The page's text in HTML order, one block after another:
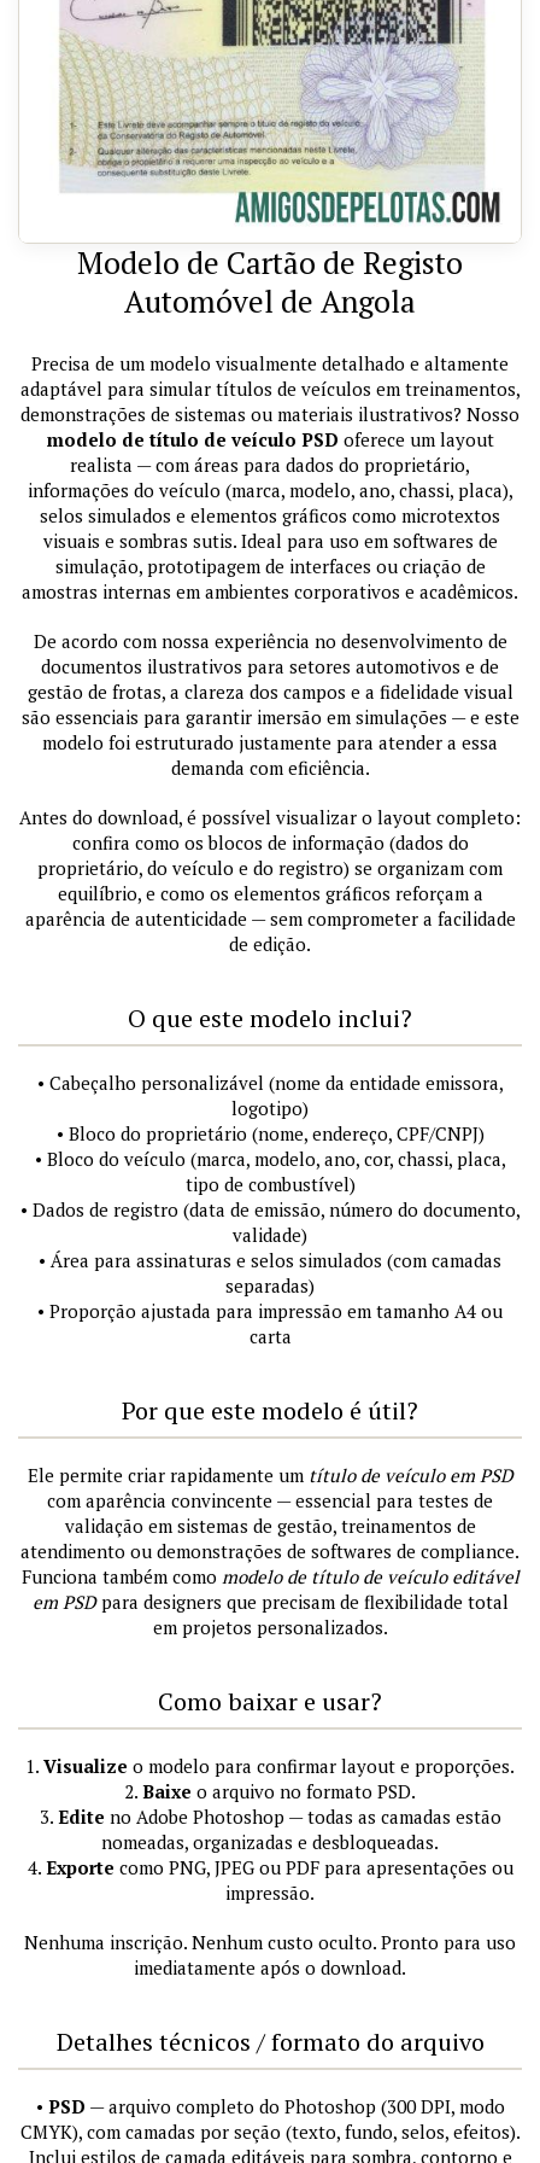
Modelo de Cartão de Registo
Automóvel de Angola
Precisa de um modelo visualmente detalhado e altamente
adaptável para simular títulos de veículos em treinamentos,
demonstrações de sistemas ou materiais ilustrativos? Nosso
modelo de título de veículo PSD oferece um layout
realista — com áreas para dados do proprietário,
informações do veículo (marca, modelo, ano, chassi, placa),
selos simulados e elementos gráficos como microtextos
visuais e sombras sutis. Ideal para uso em softwares de
simulação, prototipagem de interfaces ou criação de
amostras internas em ambientes corporativos e acadêmicos.
De acordo com nossa experiência no desenvolvimento de
documentos ilustrativos para setores automotivos e de
gestão de frotas, a clareza dos campos e a fidelidade visual
são essenciais para garantir imersão em simulações — e este
modelo foi estruturado justamente para atender a essa
demanda com eficiência.
Antes do download, é possível visualizar o layout completo:
confira como os blocos de informação (dados do
proprietário, do veículo e do registro) se organizam com
equilíbrio, e como os elementos gráficos reforçam a
aparência de autenticidade — sem comprometer a facilidade
de edição.
O que este modelo inclui?
• Cabeçalho personalizável (nome da entidade emissora,
logotipo)
• Bloco do proprietário (nome, endereço, CPF/CNPJ)
• Bloco do veículo (marca, modelo, ano, cor, chassi, placa,
tipo de combustível)
• Dados de registro (data de emissão, número do documento,
validade)
• Área para assinaturas e selos simulados (com camadas
separadas)
• Proporção ajustada para impressão em tamanho A4 ou
carta
Por que este modelo é útil?
Ele permite criar rapidamente um título de veículo em PSD
com aparência convincente — essencial para testes de
validação em sistemas de gestão, treinamentos de
atendimento ou demonstrações de softwares de compliance.
Funciona também como modelo de título de veículo editável
em PSDpara designers que precisam de flexibilidade total
em projetos personalizados.
Como baixar e usar?
1. Visualize o modelo para confirmar layout e proporções.
2. Baixe o arquivo no formato PSD.
3. Edite no Adobe Photoshop — todas as camadas estão
nomeadas, organizadas e desbloqueadas.
4. Exporte como PNG, JPEG ou PDF para apresentações ou
impressão.
Nenhuma inscrição. Nenhum custo oculto. Pronto para uso
imediatamente após o download.
Detalhes técnicos / formato do arquivo
• PSD — arquivo completo do Photoshop (300 DPI, modo
CMYK), com camadas por seção (texto, fundo, selos, efeitos).
Inclui estilos de camada editáveis para sombra, contorno e